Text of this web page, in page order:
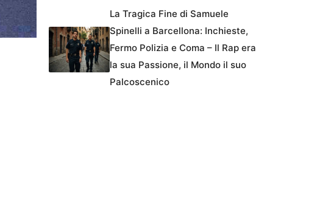
La Tragica Fine di Samuele
Spinelli a Barcellona: Inchieste,
Fermo Polizia e Coma – Il Rap era
la sua Passione, il Mondo il suo
Palcoscenico